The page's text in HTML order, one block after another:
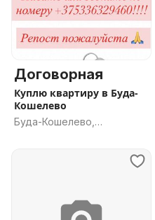
Договорная
Куплю квартиру в Буда-
Кошелево
Буда-Кошелево,